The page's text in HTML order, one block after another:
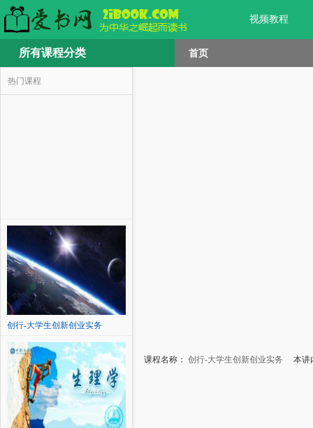
视频教程
所有课程分类 首页
热门课程
创行-大学生创新创业实务
课程名称： 创行-大学生创新创业实务 本讲